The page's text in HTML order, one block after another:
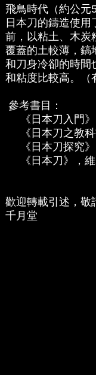
飛鳥時代（約公元
日本刀的鑄造使
前，以粘土、木炭
覆蓋的土較薄，鎬
和刀身冷卻的時間
和粘度比較高。（
參考書目：
《日本刀入門》
《日本刀之教科
《日本刀探究》
《日本刀》，維
歡迎轉載引述，敬
千月堂